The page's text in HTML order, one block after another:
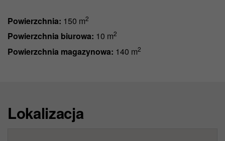
Powierzchnia: 150 m2
Powierzchnia biurowa: 10 m2
Powierzchnia magazynowa: 140 m2
Lokalizacja